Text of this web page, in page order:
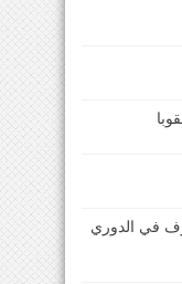
في الدوري